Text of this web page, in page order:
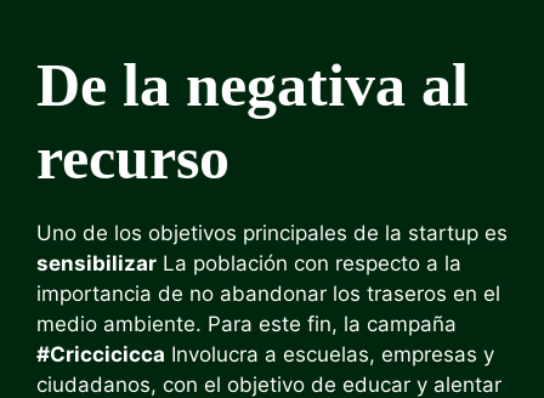
De la negativa al
recurso
Uno de los objetivos principales de la startup es
sensibilizar La población con respecto a la
importancia de no abandonar los traseros en el
medio ambiente. Para este fin, la campaña
#Criccicicca Involucra a escuelas, empresas y
ciudadanos, con el objetivo de educar y alentar